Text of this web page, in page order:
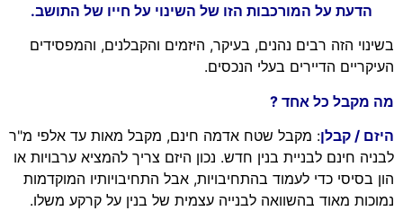
הדעת על המורכבות הזו של השינוי על חייו של התושב.
בשינוי הזה רבים נהנים, בעיקר, היזמים והקבלנים, והמפסידים
העיקריים הדיירים בעלי הנכסים.
מה מקבל כל אחד ?
היזם / קבלן: מקבל שטח אדמה חינם, מקבל מאות עד אלפי מ"ר
לבניה חינם לבניית בנין חדש. נכון היזם צריך להמציא ערבויות או
הון בסיסי כדי לעמוד בהתחיבויות, אבל התחיבויותיו המוקדמות
נמוכות מאוד בהשוואה לבנייה עצמית של בנין על קרקע משלו.